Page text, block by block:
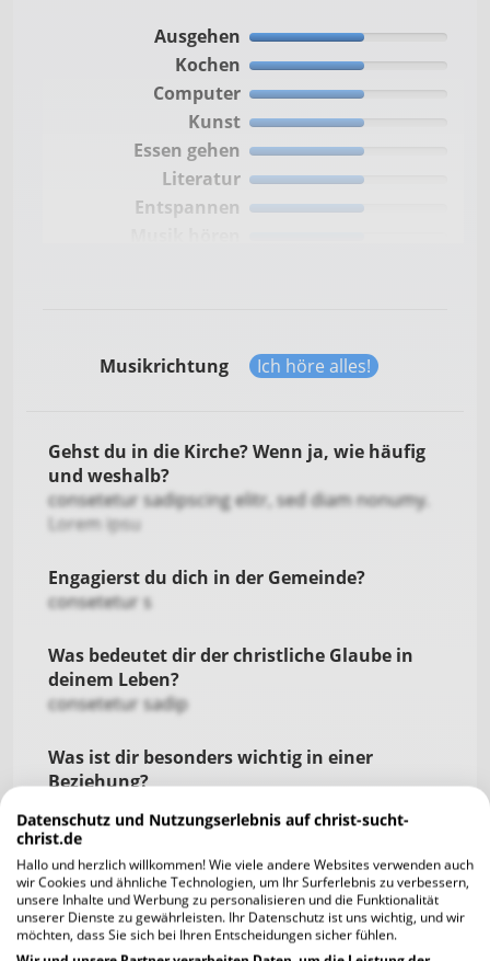
Ausgehen
Kochen
Computer
Kunst
Essen gehen
Literatur
Entspannen
Theater
Musikrichtung Ich höre alles!
Gehst du in die Kirche? Wenn ja, wie häufig
und weshalb?
consetetur sadipscing elitr, sed diam nonumy.
Lorem ipsu
Engagierst du dich in der Gemeinde?
consetetur s
Was bedeutet dir der christliche Glaube in
deinem Leben?
consetetur sadip
Was ist dir besonders wichtig in einer
Beziehung?
Worüber kannst du lachen?
consetetur
Was bedeuten dir deine Freunde?
Datenschutz und Nutzungserlebnis auf christ-sucht-
christ.de
Hallo und herzlich willkommen! Wie viele andere Websites verwenden auch
wir Cookies und ähnliche Technologien, um Ihr Surferlebnis zu verbessern,
unsere Inhalte und Werbung zu personalisieren und die Funktionalität
unserer Dienste zu gewährleisten. Ihr Datenschutz ist uns wichtig, und wir
möchten, dass Sie sich bei Ihren Entscheidungen sicher fühlen.